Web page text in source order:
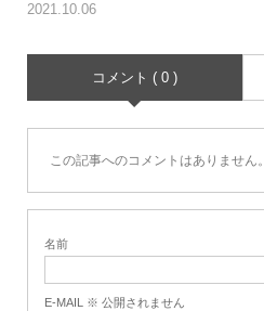
2021.10.06
コメント ( 0 )
この記事へのコメントはありません。
名前
E-MAIL ※ 公開されません